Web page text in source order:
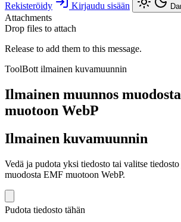
Rekisteröidy Kirjaudu sisään
Attachments
Drop files to attach
Release to add them to this message.
ToolBott ilmainen kuvamuunnin
Ilmainen muunnos
muotoon WebP
Ilmainen kuvamuunnin
Vedä ja pudota yksi tiedosto tai valitse
muodosta EMF muotoon WebP.
Pudota tiedosto tähän